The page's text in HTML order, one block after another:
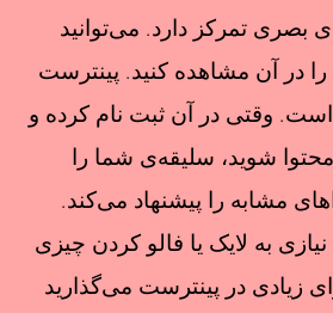
تمرکز دارد. می‌توانید
در آن مشاهده کنید. پینترست
وقتی در آن ثبت‌ نام کرده و
شوید، سلیقه‌ی شما را
مشابه را پیشنهاد می‌کند.
به لایک یا فالو کردن چیزی
زیادی در پینترست می‌گذارید